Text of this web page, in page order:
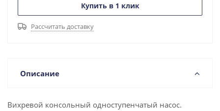
Купить в 1 клик
Рассчитать доставку
Описание
Вихревой консольный одноступенчатый насос.